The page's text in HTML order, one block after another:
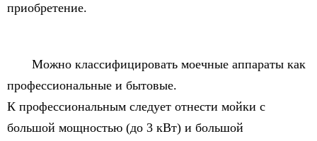
приобретение.
Можно классифицировать моечные аппараты как
профессиональные и бытовые.
К профессиональным следует отнести мойки с
большой мощностью (до 3 кВт) и большой